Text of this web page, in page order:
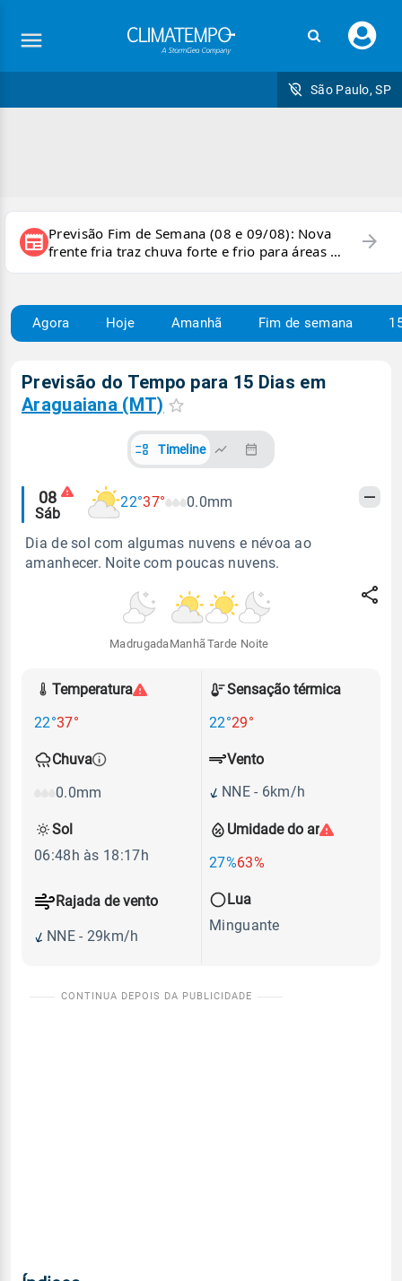
seu
São Paulo, SP
newspaper Previsão Fim de Semana (08 e 09/08): Nova
frente fria traz chuva forte e frio para áreas do
país
arrow_forward
Agora Hoje Amanhã Fim de semana
Previsão do Tempo para 15 Dias em
Araguaiana (MT)
Timeline
Alertas
meteorológicos
08
Sáb
22°37° 0.0mm
Dia de sol com algumas nuvens e névoa ao
amanhecer. Noite com poucas nuvens.
Madrugada Manhã Tarde Noite
Temperatura
22°37°
Sensação térmica
22°29°
Chuva
0.0mm
Umidade do ar
27%63%
Vento
NNE - 6km/h
Rajada de vento
NNE - 29km/h
Sol
06:48h às 18:17h
Lua
Minguante